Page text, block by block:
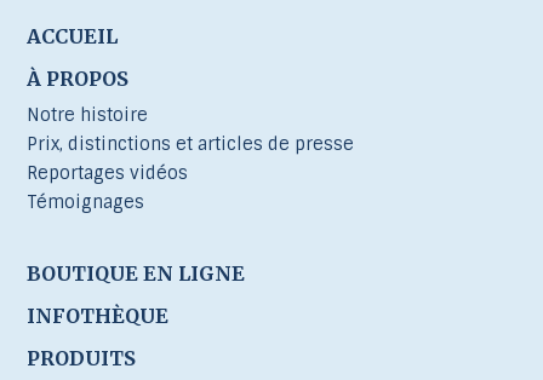
ACCUEIL
À PROPOS
Notre histoire
Prix, distinctions et articles de presse
Reportages vidéos
Témoignages
BOUTIQUE EN LIGNE
INFOTHÈQUE
PRODUITS